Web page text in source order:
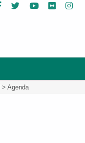
Facebook
Twitter YouTube
Flickr
> Agenda